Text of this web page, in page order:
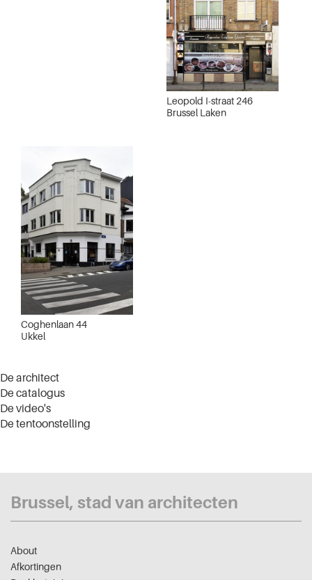
Leopold I-straat 246
Brussel Laken
Coghenlaan 44
Ukkel
De architect
De catalogus
De video's
De tentoonstelling
Brussel, stad van architecten
About
Afkortingen